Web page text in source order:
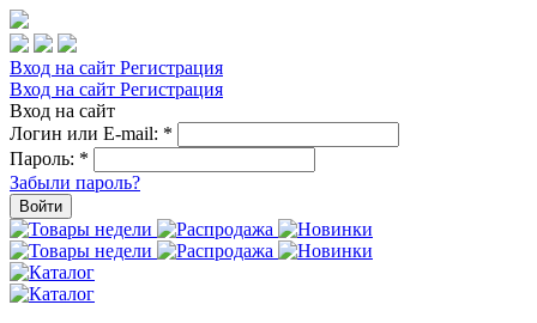
Вход на сайт Регистрация
Вход на сайт Регистрация
Вход на сайт
Логин или E-mail: *
Пароль: *
Забыли пароль?
Войти